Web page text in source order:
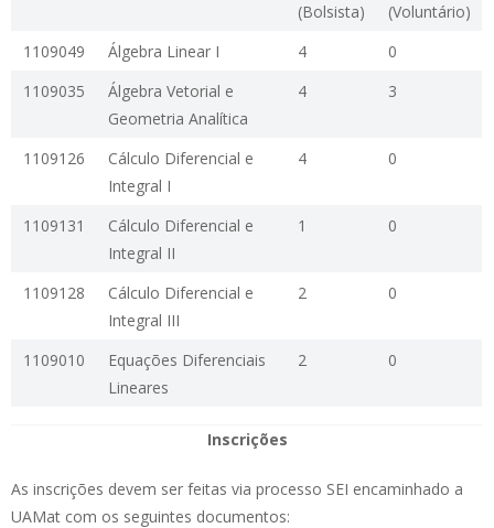
(Bolsista)
(Voluntário)
1109049
Álgebra Linear I 4
0
1109035
Álgebra Vetorial e
Geometria Analítica
4 3
1109126
Cálculo Diferencial e
Integral I
4 0
1109131
Cálculo Diferencial e
Integral II
1 0
1109128
Cálculo Diferencial e
Integral III
2 0
1109010
Equações Diferenciais
Lineares
2 0
Inscrições
As inscrições devem ser feitas via processo SEI encaminhado a
UAMat com os seguintes documentos: